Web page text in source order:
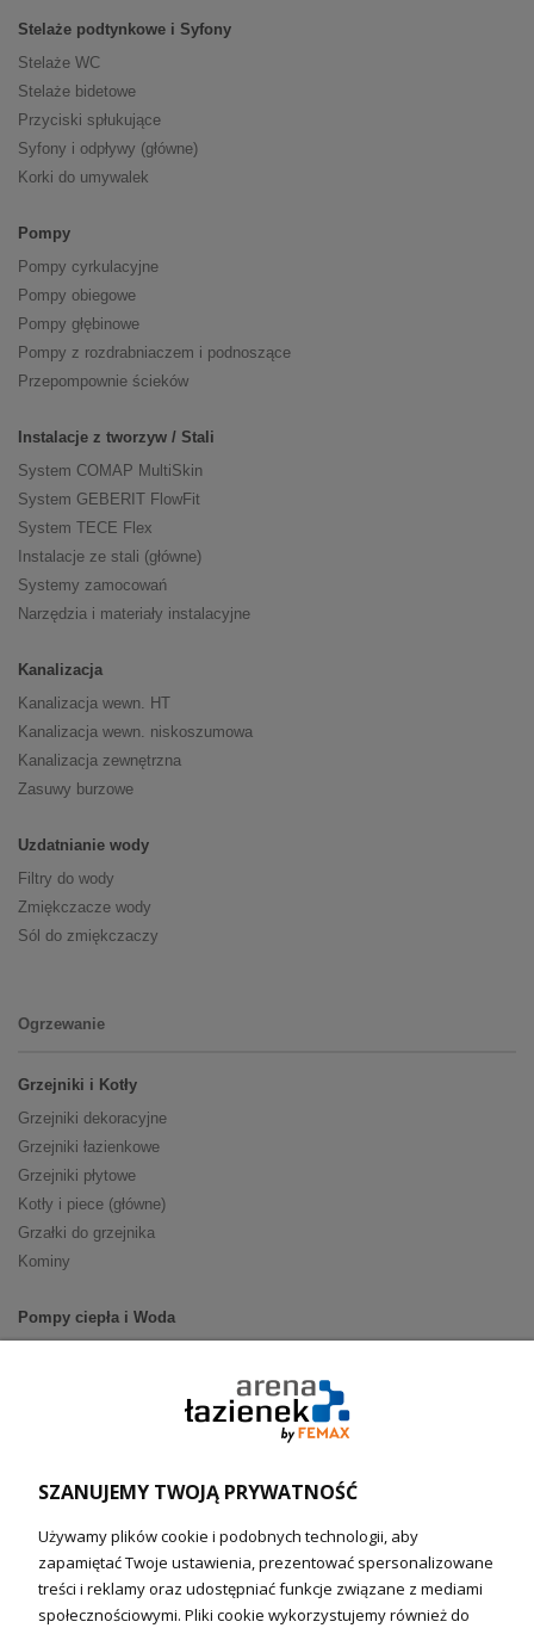
Stelaże podtynkowe i Syfony
Stelaże WC
Stelaże bidetowe
Przyciski spłukujące
Syfony i odpływy (główne)
Korki do umywalek
Pompy
Pompy cyrkulacyjne
Pompy obiegowe
Pompy głębinowe
Pompy z rozdrabniaczem i podnoszące
Przepompownie ścieków
Instalacje z tworzyw / Stali
System COMAP MultiSkin
System GEBERIT FlowFit
System TECE Flex
Instalacje ze stali (główne)
Systemy zamocowań
Narzędzia i materiały instalacyjne
Kanalizacja
Kanalizacja wewn. HT
Kanalizacja wewn. niskoszumowa
Kanalizacja zewnętrzna
Zasuwy burzowe
Uzdatnianie wody
Filtry do wody
Zmiękczacze wody
Sól do zmiękczaczy
Ogrzewanie
Grzejniki i Kotły
Grzejniki dekoracyjne
Grzejniki łazienkowe
Grzejniki płytowe
Kotły i piece (główne)
Grzałki do grzejnika
Kominy
Pompy ciepła i Woda
Ogrzewanie podłogowe (główne)
Technika solarna
Fotowoltanika
Sterowniki i regulatory
SZANUJEMY TWOJĄ PRYWATNOŚĆ
Używamy plików cookie i podobnych technologii, aby
zapamiętać Twoje ustawienia, prezentować spersonalizowane
treści i reklamy oraz udostępniać funkcje związane z mediami
społecznościowymi. Pliki cookie wykorzystujemy również do